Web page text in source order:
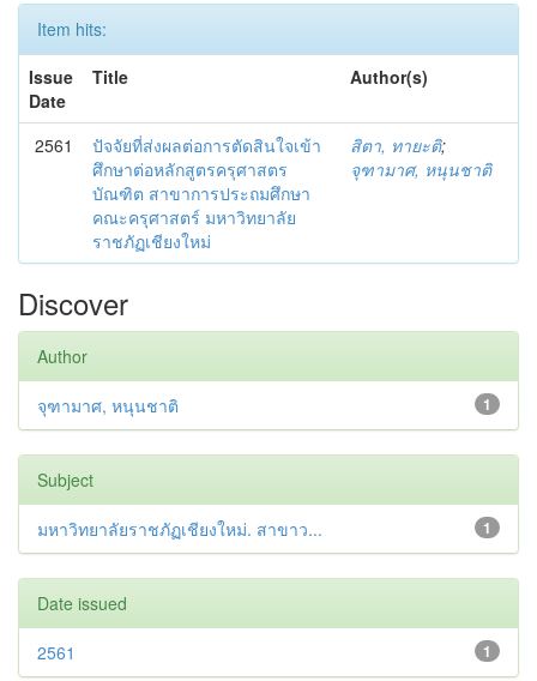
Item hits:
Issue
Date
Title Author(s)
2561
ปัจจัยที่ส่งผลต่อการตัดสินใจเข้า
ศึกษาต่อหลักสูตรครุศาสตร
บัณฑิต สาขาการประถมศึกษา
คณะครุศาสตร์ มหาวิทยาลัย
ราชภัฏเชียงใหม่
สิตา, ทายะติ;
จุฑามาศ, หนุนชาติ
Discover
Author
1
จุฑามาศ, หนุนชาติ
Subject
1
มหาวิทยาลัยราชภัฏเชียงใหม่. สาขาว...
Date issued
1
2561